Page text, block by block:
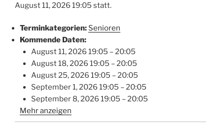
August 11, 2026 19:05 statt.
Terminkategorien: Senioren
Kommende Daten:
August 11, 2026 19:05 –20:05
August 18, 2026 19:05 –20:05
August 25, 2026 19:05 –20:05
September 1, 2026 19:05 –20:05
September 8, 2026 19:05 –20:05
Mehr anzeigen